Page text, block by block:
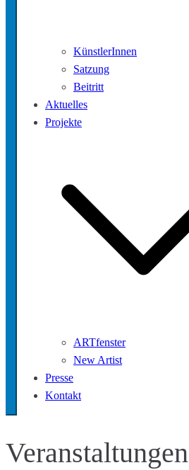
KünstlerInnen
Satzung
Beitritt
Aktuelles
Projekte
ARTfenster
New Artist
Presse
Kontakt
Veranstaltungen